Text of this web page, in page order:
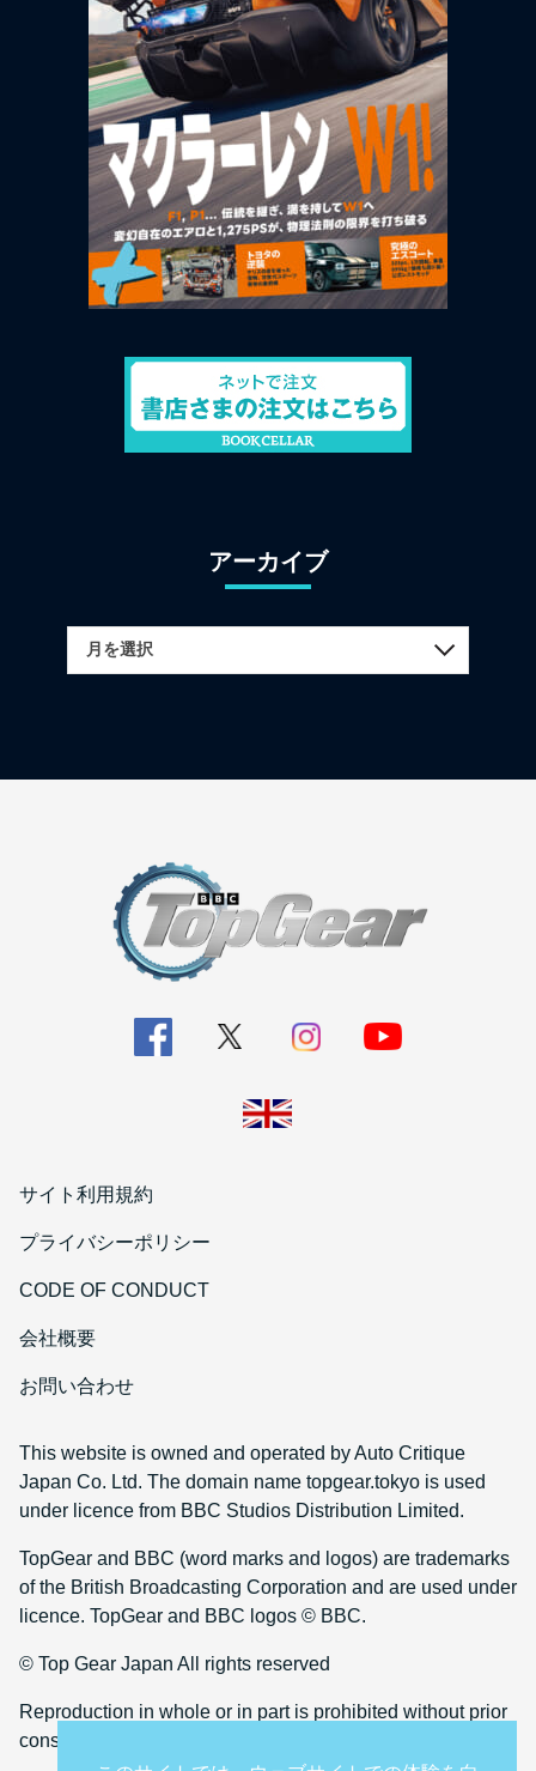
アーカイブ
サイト利用規約
プライバシーポリシー
CODE OF CONDUCT
会社概要
お問い合わせ
This website is owned and operated by Auto Critique
Japan Co. Ltd. The domain name topgear.tokyo is used
under licence from BBC Studios Distribution Limited.
TopGear and BBC (word marks and logos) are trademarks
of the British Broadcasting Corporation and are used under
licence. TopGear and BBC logos © BBC.
© Top Gear Japan All rights reserved
Reproduction in whole or in part is prohibited without prior
consent